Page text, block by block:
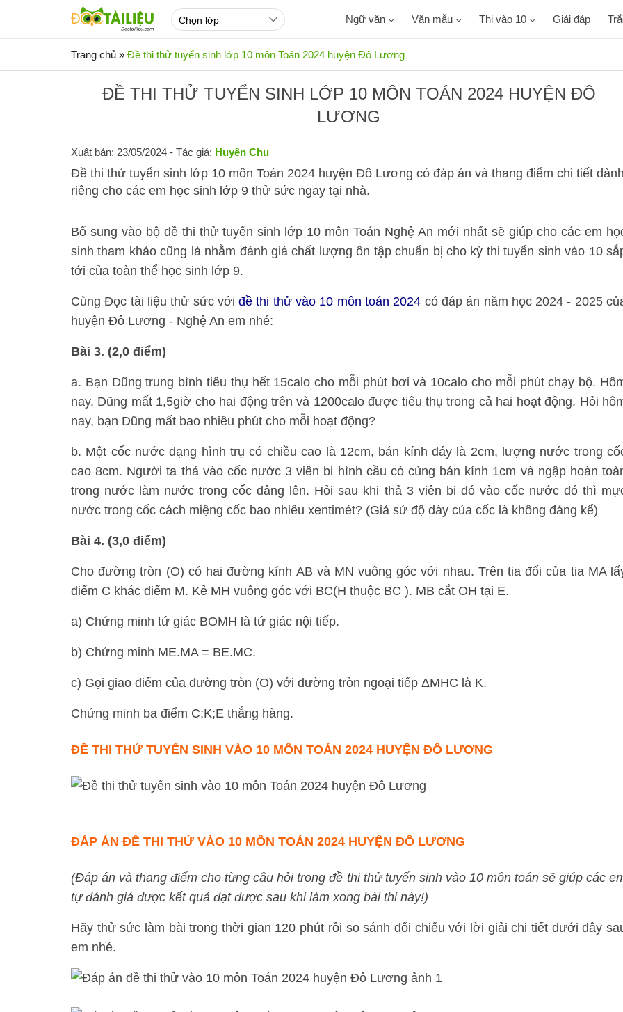
Ngữ văn Văn mẫu Thi vào 10 Giải đáp
Trang chủ » Đề thi thử tuyển sinh lớp 10 môn Toán 2024 huyện Đô Lương
ĐỀ THI THỬ TUYỂN SINH LỚP 10 MÔN TOÁN 2024 HUYỆN ĐÔ
LƯƠNG
Xuất bản: 23/05/2024 - Tác giả: Huyền Chu
Đề thi thử tuyển sinh lớp 10 môn Toán 2024 huyện Đô Lương có đáp án và thang điểm chi tiết
riêng cho các em học sinh lớp 9 thử sức ngay tại nhà.
Bổ sung vào bộ đề thi thử tuyển sinh lớp 10 môn Toán Nghệ An mới nhất sẽ giúp cho các em
sinh tham khảo cũng là nhằm đánh giá chất lượng ôn tập chuẩn bị cho kỳ thi tuyển sinh vào 10
tới của toàn thể học sinh lớp 9.
Cùng Đọc tài liệu thử sức vớiđề thi thử vào 10 môn toán 2024 có đáp án năm học 2024 - 2025
huyện Đô Lương - Nghệ An em nhé:
Bài 3. (2,0 điểm)
a. Bạn Dũng trung bình tiêu thụ hết 15calo cho mỗi phút bơi và 10calo cho mỗi phút chạy bộ.
nay, Dũng mất 1,5giờ cho hai động trên và 1200calo được tiêu thụ trong cả hai hoạt động. Hỏi
nay, bạn Dũng mất bao nhiêu phút cho mỗi hoạt động?
b. Một cốc nước dạng hình trụ có chiều cao là 12cm, bán kính đáy là 2cm, lượng nước trong
cao 8cm. Người ta thả vào cốc nước 3 viên bi hình cầu có cùng bán kính 1cm và ngập hoàn
trong nước làm nước trong cốc dâng lên. Hỏi sau khi thả 3 viên bi đó vào cốc nước đó thì
nước trong cốc cách miệng cốc bao nhiêu xentimét? (Giả sử độ dày của cốc là không đáng kể)
Bài 4. (3,0 điểm)
Cho đường tròn (O) có hai đường kính AB và MN vuông góc với nhau. Trên tia đối của tia MA
điểm C khác điểm M. Kẻ MH vuông góc với BC(H thuộc BC ). MB cắt OH tại E.
a) Chứng minh tứ giác BOMH là tứ giác nội tiếp.
b) Chứng minh ME.MA = BE.MC.
c) Gọi giao điểm của đường tròn (O) với đường tròn ngoại tiếp ΔMHC là K.
Chứng minh ba điểm C;K;E thẳng hàng.
ĐỀ THI THỬ TUYỂN SINH VÀO 10 MÔN TOÁN 2024 HUYỆN ĐÔ LƯƠNG
ĐÁP ÁN ĐỀ THI THỬ VÀO 10 MÔN TOÁN 2024 HUYỆN ĐÔ LƯƠNG
(Đáp án và thang điểm cho từng câu hỏi trong đề thi thử tuyển sinh vào 10 môn toán sẽ giúp các
tự đánh giá được kết quả đạt được sau khi làm xong bài thi này!)
Hãy thử sức làm bài trong thời gian 120 phút rồi so sánh đối chiếu với lời giải chi tiết dưới đây
em nhé.